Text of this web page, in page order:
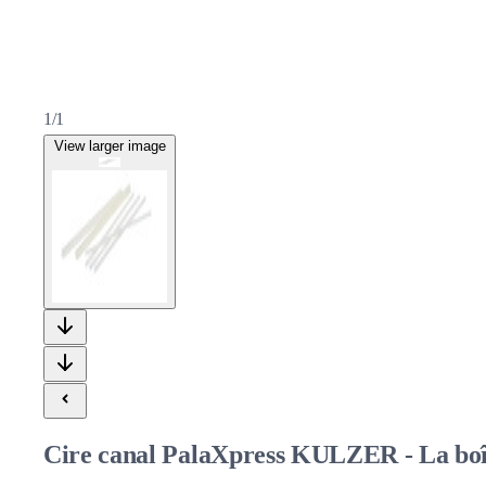
1/1
View larger image
Cire canal PalaXpress KULZER - La